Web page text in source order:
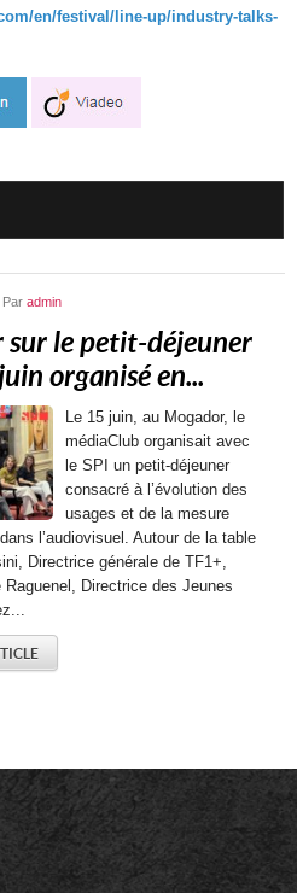
en/festival/line-up/industry-talks-
Par admin
sur le petit-déjeuner
organisé en...
Le 15 juin, au Mogador, le
médiaClub organisait avec
le SPI un petit-déjeuner
consacré à l’évolution des
usages et de la mesure
l’audiovisuel. Autour de la table
Directrice générale de TF1+,
Raguenel, Directrice des Jeunes